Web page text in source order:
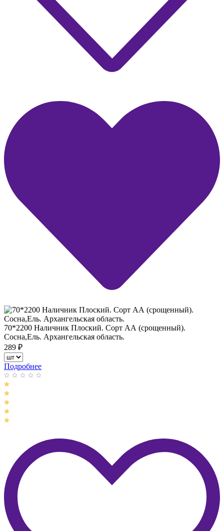
70*2200 Наличник Плоский. Сорт АА (срощенный).
Сосна,Ель. Архангельская область.
289 ₽
Подробнее